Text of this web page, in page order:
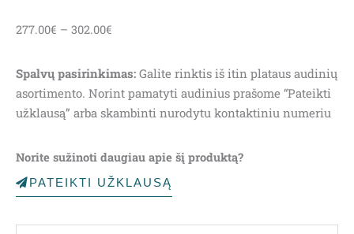
277.00€ – 302.00€
through
302.00€
Spalvų pasirinkimas: Galite rinktis iš itin plataus audinių
asortimento. Norint pamatyti audinius prašome “Pateikti
užklausą” arba skambinti nurodytu kontaktiniu numeriu
Norite sužinoti daugiau apie šį produktą?
PATEIKTI UŽKLAUSĄ